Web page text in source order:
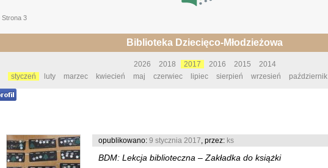
Strona 3
Biblioteka Dziecięco-Młodzieżowa
2026 2018 2017 2016 2015
2014
styczeń luty marzec kwiecień maj czerwiec lipiec sierpień wrzesień październik
opublikowano: 9 stycznia 2017, przez: ks
BDM: Lekcja biblioteczna – Zakładka do książki